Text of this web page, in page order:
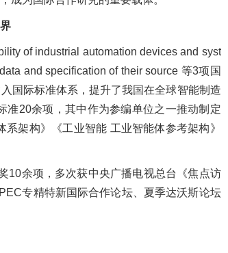
of industrial automation devices and syst
and specification of their source 等3项国
国际标准体系，提升了我国在全球智能制造
准20余项，其中作为参编单位之一推动制定
架构》《工业智能 工业智能体参考架构》
10余项，多次获中央广播电视总台《焦点访
专精特新国际合作论坛、夏季达沃斯论坛